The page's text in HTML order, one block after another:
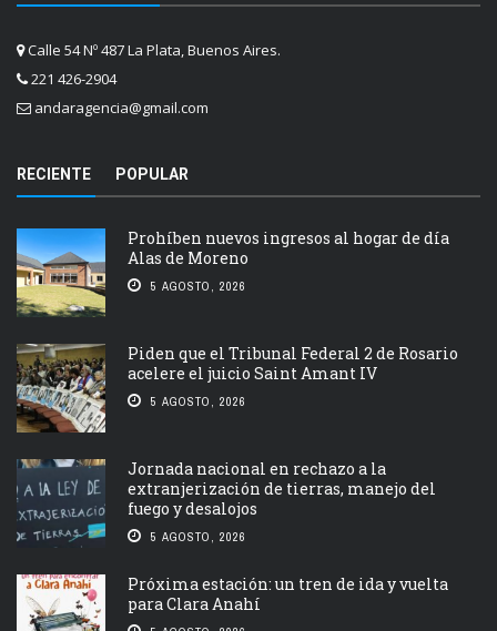
Calle 54 Nº 487 La Plata, Buenos Aires.
221 426-2904
andaragencia@gmail.com
RECIENTE POPULAR
Prohíben nuevos ingresos al hogar de día
Alas de Moreno
5 AGOSTO, 2026
Piden que el Tribunal Federal 2 de Rosario
acelere el juicio Saint Amant IV
5 AGOSTO, 2026
Jornada nacional en rechazo a la
extranjerización de tierras, manejo del
fuego y desalojos
5 AGOSTO, 2026
Próxima estación: un tren de ida y vuelta
para Clara Anahí